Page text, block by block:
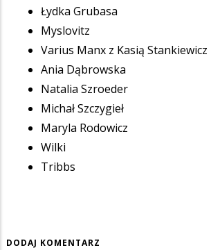
Łydka Grubasa
Myslovitz
Varius Manx z Kasią Stankiewicz
Ania Dąbrowska
Natalia Szroeder
Michał Szczygieł
Maryla Rodowicz
Wilki
Tribbs
DODAJ KOMENTARZ